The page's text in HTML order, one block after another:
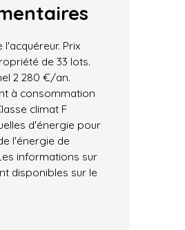
Prix
de 33 lots.
2 280 €/an.
à consommation
climat F
d'énergie pour
l'énergie de
informations sur
disponibles sur le